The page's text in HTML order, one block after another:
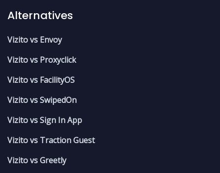
Alternatives
Vizito vs Envoy
Vizito vs Proxyclick
Vizito vs FacilityOS
Vizito vs SwipedOn
Vizito vs Sign In App
Vizito vs Traction Guest
Vizito vs Greetly